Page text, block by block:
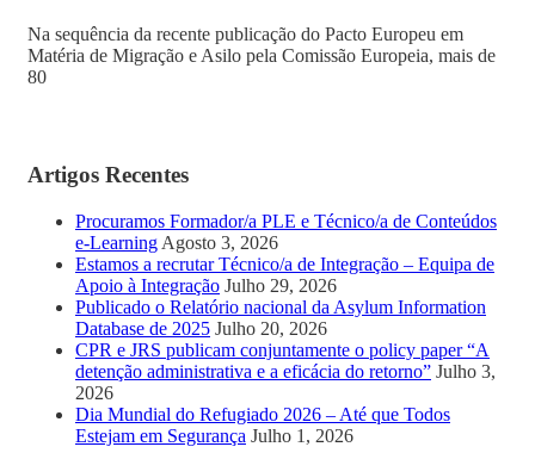
Na sequência da recente publicação do Pacto Europeu em
Matéria de Migração e Asilo pela Comissão Europeia, mais de
80
Artigos Recentes
Procuramos Formador/a PLE e Técnico/a de Conteúdos
e-Learning Agosto 3, 2026
Estamos a recrutar Técnico/a de Integração – Equipa de
Apoio à Integração Julho 29, 2026
Publicado o Relatório nacional da Asylum Information
Database de 2025 Julho 20, 2026
CPR e JRS publicam conjuntamente o policy paper “A
detenção administrativa e a eficácia do retorno” Julho 3,
2026
Dia Mundial do Refugiado 2026 – Até que Todos
Estejam em Segurança Julho 1, 2026